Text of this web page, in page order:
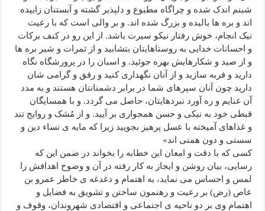
شبنم اندک شده و چراگاه مطبوع و دلپذیر گشته و آبستنان زاییده
اند و بره ها بالیده و بزرگ شده اند. و بر والی است که با رعیت
نیک انجام، خوش رفتار نیکو سیرت باشد. از این رو در کنف برکات
و احسانات خدایی به روستاهایتان بتشابید و از ثمرات و شیر بره ها
و از صید و شکارهایش بهره جوئید. و اسبان را در پرورشگاه نگاه
دارید و فربه سازید و از آنان نگهداری کنید و رفق و گرامی شان
دارید چون آنان سپرهای شما در برابر دشمنانتان هستند و به مدد
آن غنایم و ره آورد نبردهایتان، حاصل می گردد. و با همسایگان
قبطی خود به نیکی و حسن همجواری بر آیید. و از مُشک و روایج تند
و غذاهای آمیخته با عسل پرهیز بجویید زیرا که مایه ی نساء دین و
سستی و دون همتی اند»
کسی که با دقت و امعان این خطابه را بخواند در ضمن این که
رسایی، بیان روشن و ایجاز به کار رفته در آن و وضوح اهدافش را
لمس و احساس می نماید، به اهتمام و دغدغه ی خاطر عمرو بن
عاص (رض) بر رعیت و رهنمون ساختن و تشویق به فضایل و
اهتمام وی بر دو ناحیه ی اجتماعی و اقتصادی شهروندان، وقوف و